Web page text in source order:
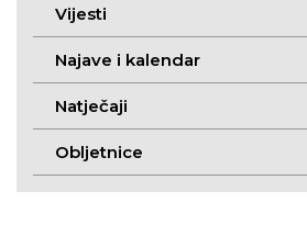
Vijesti
Najave i kalendar
Natječaji
Obljetnice